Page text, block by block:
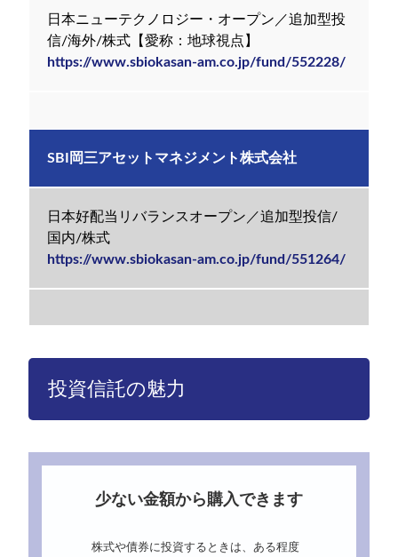
日本ニューテクノロジー・オープン／追加型投
信/海外/株式【愛称：地球視点】
https://www.sbiokasan-am.co.jp/fund/552228/
SBI岡三アセットマネジメント株式会社
日本好配当リバランスオープン／追加型投信/
国内/株式
https://www.sbiokasan-am.co.jp/fund/551264/
投資信託の魅力
少ない金額から購入できます
株式や債券に投資するときは、ある程度